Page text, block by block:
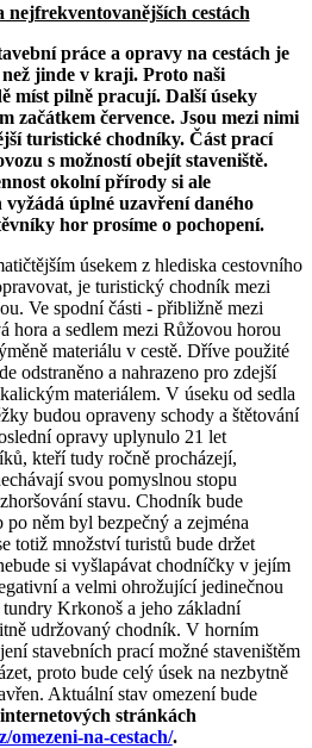
cestách
práce a opravy na cestách je
jinde v kraji. Proto naši
míst pilně pracují. Další úseky
začátkem července. Jsou mezi nimi
turistické chodníky. Část prací
s možností obejít staveniště.
okolní přírody si ale
vyžádá úplné uzavření daného
hor prosíme o pochopení.
úsekem z hlediska cestovního
je turistický chodník mezi
Ve spodní části - přibližně mezi
hora a sedlem mezi Růžovou horou
materiálu v cestě. Dříve použité
odstraněno a nahrazeno pro zdejší
materiálem. V úseku od sedla
budou opraveny schody a štětování
opravy uplynulo 21 let
kteří tudy ročně procházejí,
svou pomyslnou stopu
stavu. Chodník bude
něm byl bezpečný a zejména
totiž množství turistů bude držet
si vyšlapávat chodníčky v jejím
a velmi ohrožující jedinečnou
Krkonoš a jeho základní
udržovaný chodník. V horním
stavebních prací možné staveništěm
proto bude celý úsek na nezbytně
Aktuální stav omezení bude
stránkách
na-cestach/.